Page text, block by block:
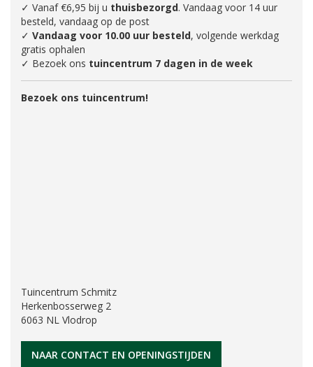
✓ Vanaf €6,95 bij u thuisbezorgd. Vandaag voor 14 uur
besteld, vandaag op de post
✓ Vandaag voor 10.00 uur besteld, volgende werkdag
gratis ophalen
✓ Bezoek ons tuincentrum 7 dagen in de week
Bezoek ons tuincentrum!
Tuincentrum Schmitz
Herkenbosserweg 2
6063 NL Vlodrop
NAAR CONTACT EN OPENINGSTIJDEN